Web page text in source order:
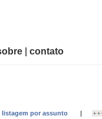
contato
listagem por assunto |